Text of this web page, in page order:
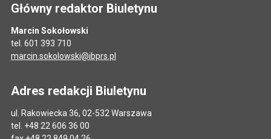
Główny redaktor Biuletynu
Marcin Sokołowski
tel. 601 393 710
marcin.sokolowski@ibprs.pl
Adres redakcji Biuletynu
ul. Rakowiecka 36, 02-532 Warszawa
tel. +48 22 606 36 00